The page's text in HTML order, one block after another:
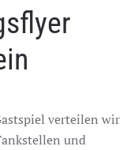
verteilen wir
und